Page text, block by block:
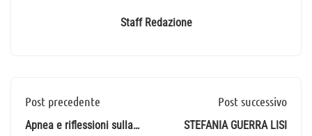
Staff Redazione
Post precedente
Apnea e riflessioni sulla
Post successivo
STEFANIA GUERRA LISI